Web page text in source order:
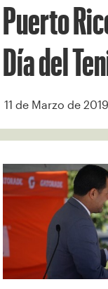
Puerto
Día del
11 de Marzo de 2019